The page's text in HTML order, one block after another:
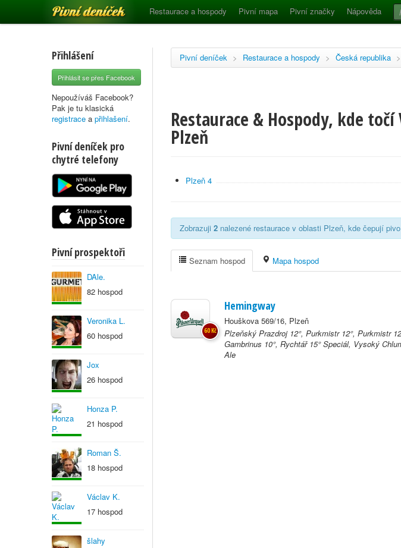
Pivní deníček Restaurace a hospody Pivní mapa Pivní značky Nápověda
Přihlášení
Přihlásit se přes Facebook
Nepoužíváš Facebook?
Pak je tu klasická
registrace a přihlašení.
Pivní deníček pro
chytré telefony
Pivní prospektoři
DAle.
82 hospod
Veronika L.
60 hospod
Jox
26 hospod
Honza P.
21 hospod
Roman Š.
18 hospod
Václav K.
17 hospod
šlahy
Pivní deníček > Restaurace a hospody > Česká republika >
Restaurace & Hospody, kde točí
Plzeň
Plzeň 4
Zobrazuji 2 nalezené restaurace v oblasti Plzeň, kde čepují pivo
Seznam hospod Mapa hospod
Hemingway
Houškova 569/16, Plzeň
Plzeňský Prazdroj 12°, Purkmistr 12°, Purkmistr
Gambrinus 10°, Rychtář 15° Speciál, Vysoký
Ale
60 Kč